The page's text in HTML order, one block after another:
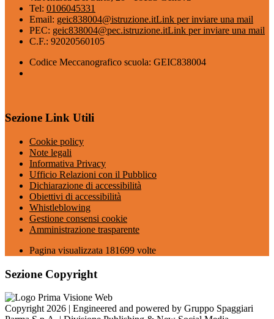
Tel: 0106045331
Email: geic838004@istruzione.itLink per inviare una mail
PEC: geic838004@pec.istruzione.itLink per inviare una mail
C.F.: 92020560105
Codice Meccanografico scuola: GEIC838004
Sezione Link Utili
Cookie policy
Note legali
Informativa Privacy
Ufficio Relazioni con il Pubblico
Dichiarazione di accessibilità
Obiettivi di accessibilità
Whistleblowing
Gestione consensi cookie
Amministrazione trasparente
Pagina visualizzata 181699 volte
Sezione Copyright
Copyright 2026 | Engineered and powered by Gruppo Spaggiari